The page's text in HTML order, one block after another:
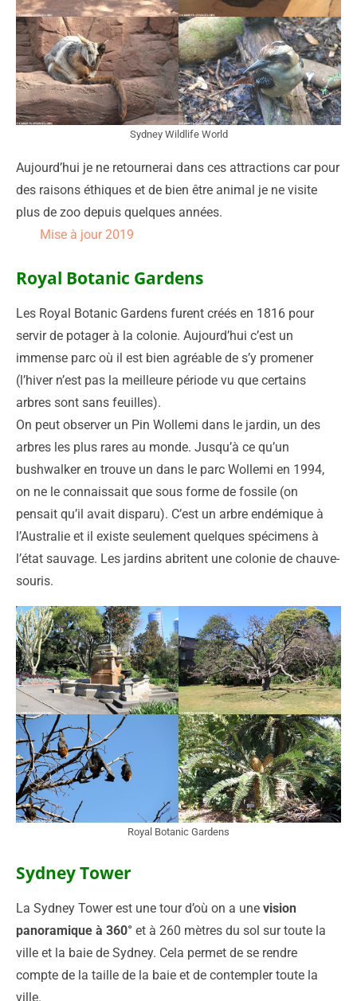
Sydney Wildlife World
Aujourd’hui je ne retournerai dans ces attractions car pour
des raisons éthiques et de bien être animal je ne visite
plus de zoo depuis quelques années.
Mise à jour 2019
Royal Botanic Gardens
Les Royal Botanic Gardens furent créés en 1816 pour
servir de potager à la colonie. Aujourd’hui c’est un
immense parc où il est bien agréable de s’y promener
(l’hiver n’est pas la meilleure période vu que certains
arbres sont sans feuilles).
On peut observer un Pin Wollemi dans le jardin, un des
arbres les plus rares au monde. Jusqu’à ce qu’un
bushwalker en trouve un dans le parc Wollemi en 1994,
on ne le connaissait que sous forme de fossile (on
pensait qu’il avait disparu). C’est un arbre endémique à
l’Australie et il existe seulement quelques spécimens à
l’état sauvage. Les jardins abritent une colonie de chauve-
souris.
Royal Botanic Gardens
Sydney Tower
La Sydney Tower est une tour d’où on a une vision
panoramique à 360° et à 260 mètres du sol sur toute la
ville et la baie de Sydney. Cela permet de se rendre
compte de la taille de la baie et de contempler toute la
ville.